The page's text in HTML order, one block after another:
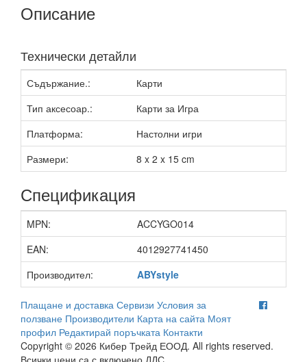
Описание
Технически детайли
Съдържание.:
Карти
Тип аксесоар.:
Карти за Игра
Платформа:
Настолни игри
Размери:
8 x 2 x 15 cm
Спецификация
MPN:
ACCYGO014
EAN:
4012927741450
Производител:
ABYstyle
Плащане и доставка Сервизи Условия за
ползване Производители Карта на сайта Моят
профил Редактирай поръчката Контакти
Copyright © 2026 Кибер Трейд ЕООД. All rights reserved.
Всички цени са с включено ДДС.